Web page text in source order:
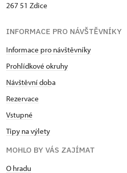
267 51 Zdice
INFORMACE PRO NÁVŠTĚVNÍKY
Informace pro návštěvníky
Prohlídkové okruhy
Návštěvní doba
Rezervace
Vstupné
Tipy na výlety
MOHLO BY VÁS ZAJÍMAT
O hradu